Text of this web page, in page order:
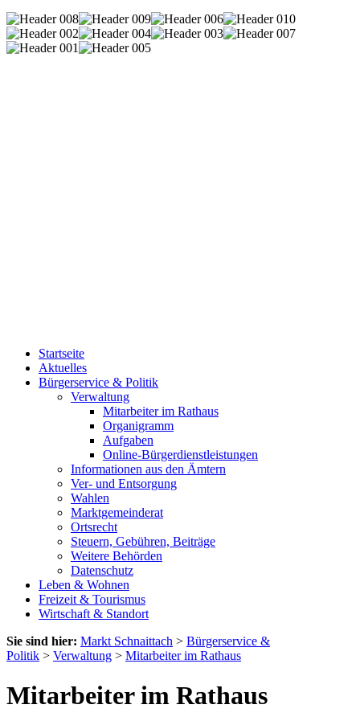
Startseite
Aktuelles
Bürgerservice & Politik
Verwaltung
Mitarbeiter im Rathaus
Organigramm
Aufgaben
Online-Bürgerdienstleistungen
Informationen aus den Ämtern
Ver- und Entsorgung
Wahlen
Marktgemeinderat
Ortsrecht
Steuern, Gebühren, Beiträge
Weitere Behörden
Datenschutz
Leben & Wohnen
Freizeit & Tourismus
Wirtschaft & Standort
Sie sind hier: Markt Schnaittach > Bürgerservice &
Politik > Verwaltung > Mitarbeiter im Rathaus
Mitarbeiter im Rathaus